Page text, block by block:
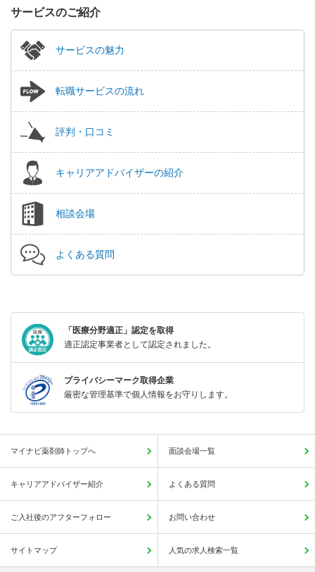
サービスのご紹介
サービスの魅力
転職サービスの流れ
評判・口コミ
キャリアアドバイザーの紹介
相談会場
よくある質問
「医療分野適正」認定を取得
適正認定事業者として認定されました。
プライバシーマーク取得企業
厳密な管理基準で個人情報をお守りします。
マイナビ薬剤師トップへ 面談会場一覧
キャリアアドバイザー紹介 よくある質問
ご入社後のアフターフォロー お問い合わせ
サイトマップ 人気の求人検索一覧